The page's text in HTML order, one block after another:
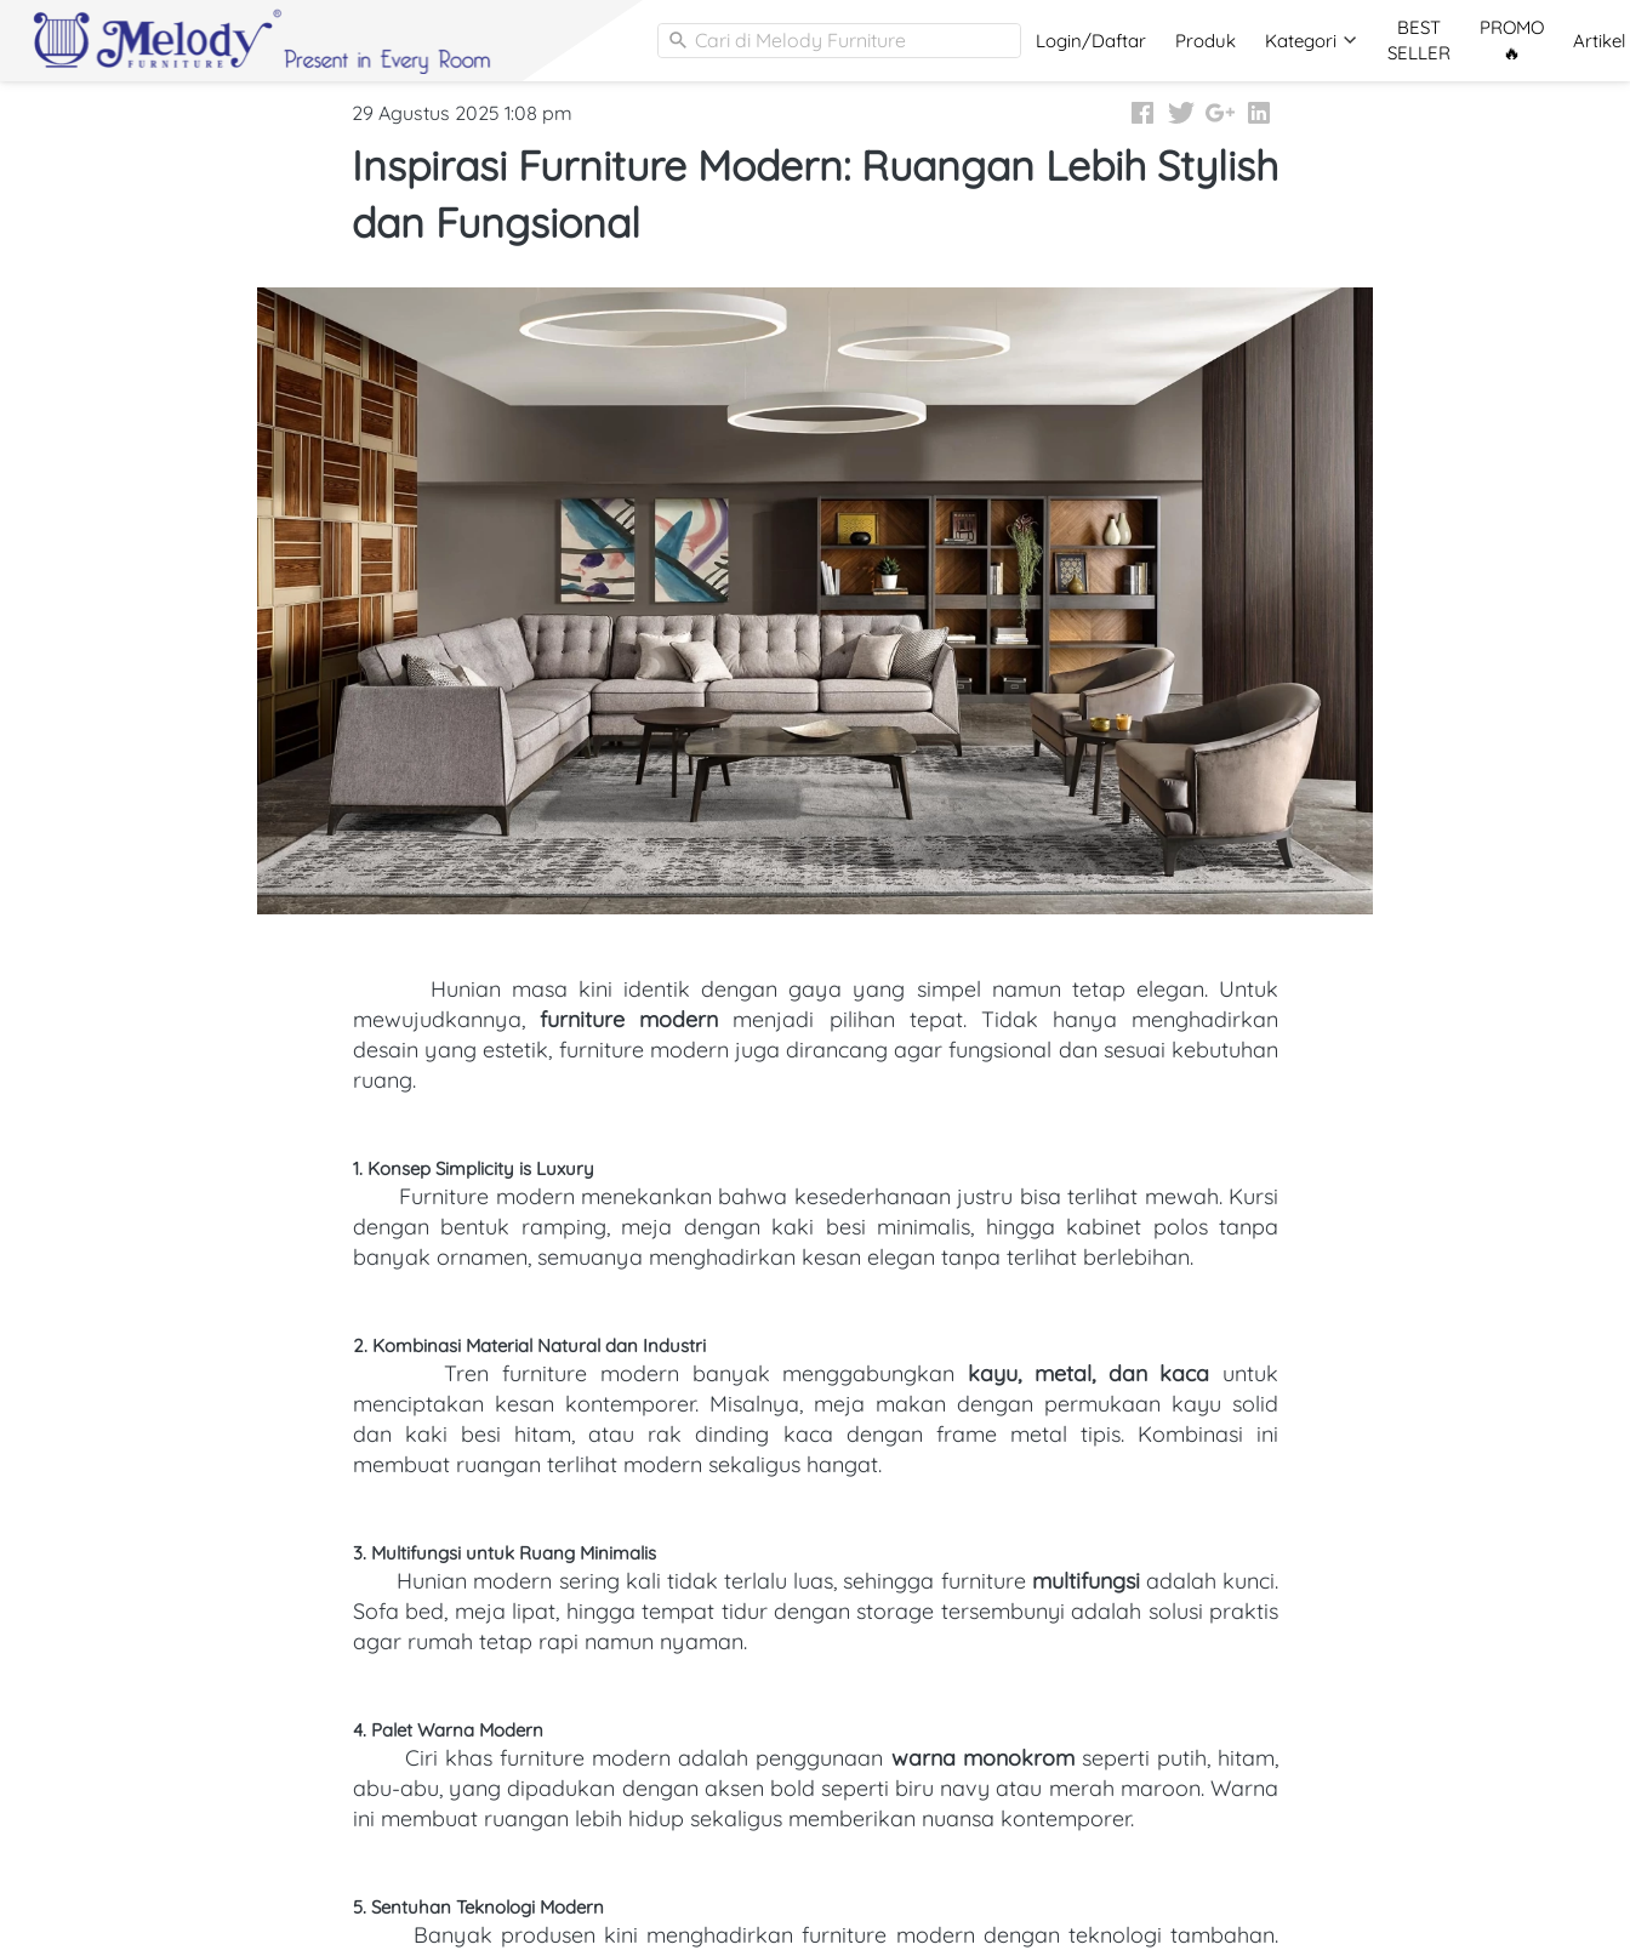
Cari di Melody Furniture Login/Daftar Produk Kategori
BEST
SELLER
PROMO
🔥
Artikel
29 Agustus 2025 1:08 pm
Inspirasi Furniture Modern: Ruangan Lebih Stylish
dan Fungsional
mewujudkannya, furniture modern menjadi pilihan tepat. Tidak hanya menghadirkan
desain yang estetik, furniture modern juga dirancang agar fungsional dan sesuai kebutuhan
ruang.
1. Konsep Simplicity is Luxury
dengan bentuk ramping, meja dengan kaki besi minimalis, hingga kabinet polos tanpa
banyak ornamen, semuanya menghadirkan kesan elegan tanpa terlihat berlebihan.
2. Kombinasi Material Natural dan Industri
       Tren furniture modern banyak menggabungkan
kayu, metal, dan kaca untuk
menciptakan kesan kontemporer. Misalnya, meja makan dengan permukaan kayu solid
dan kaki besi hitam, atau rak dinding kaca dengan frame metal tipis. Kombinasi ini
membuat ruangan terlihat modern sekaligus hangat.
3. Multifungsi untuk Ruang Minimalis
       Hunian modern sering kali tidak terlalu luas, sehingga furniture
multifungsi adalah kunci.
Sofa bed, meja lipat, hingga tempat tidur dengan storage tersembunyi adalah solusi praktis
agar rumah tetap rapi namun nyaman.
4. Palet Warna Modern
       Ciri khas furniture modern adalah penggunaan
warna monokrom seperti putih, hitam,
abu-abu, yang dipadukan dengan aksen bold seperti biru navy atau merah maroon. Warna
ini membuat ruangan lebih hidup sekaligus memberikan nuansa kontemporer.
5. Sentuhan Teknologi Modern